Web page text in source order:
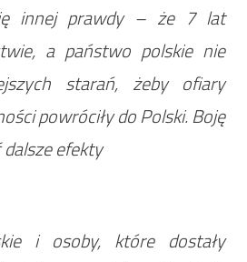
innej prawdy – że 7 lat
a państwo polskie nie
starań, żeby ofiary
powróciły do Polski. Boję
efekty
i osoby, które dostały